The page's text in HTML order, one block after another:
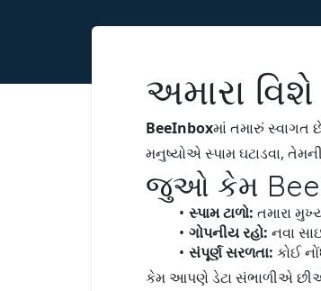
અમારા વિશે
BeeInboxમાં તમારું સ્વાગત
મનુષ્યોએ સ્પામ ઘટાડવા,
જુઓ કેમ
સ્પામ ટાળો: તમારા
ગોપનીય રહો: નવા
સંપૂર્ણ સરળતા: કોઈ
કેમ આપણે ડેટા સંભાળીએ